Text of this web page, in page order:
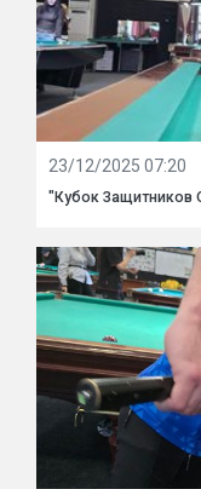
23/12/2025 07:20
"Кубок Защитников